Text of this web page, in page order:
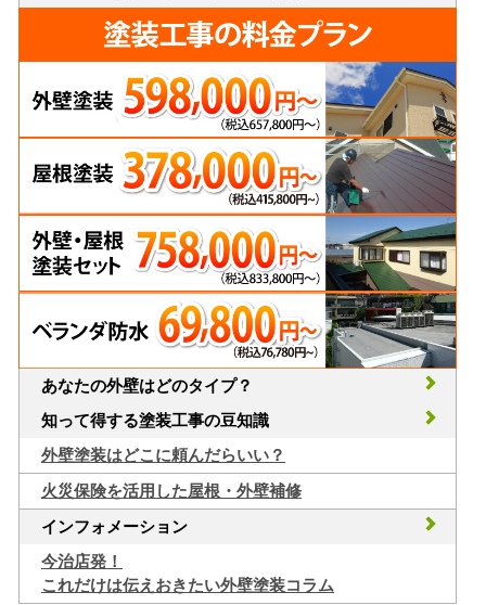
あなたの外壁はどのタイプ？
知って得する塗装工事の豆知識
外壁塗装はどこに頼んだらいい？
火災保険を活用した屋根・外壁補修
インフォメーション
今治店発！
これだけは伝えおきたい外壁塗装コラム